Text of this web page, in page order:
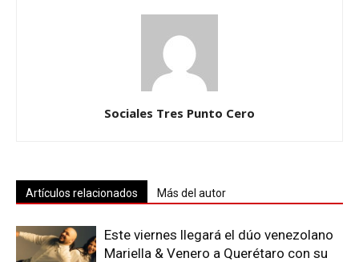
Sociales Tres Punto Cero
Artículos relacionados Más del autor
Este viernes llegará el dúo venezolano
Mariella & Venero a Querétaro con su